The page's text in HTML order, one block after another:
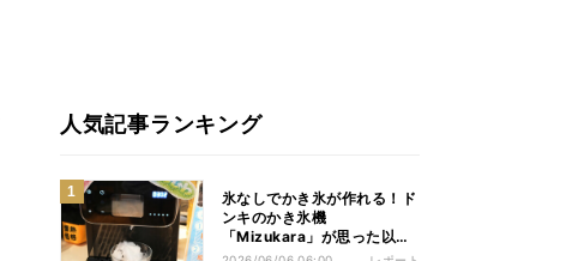
人気記事ランキング
氷なしでかき氷が作れる！ド
ンキのかき氷機
「Mizukara」が思った以上
に全部やってくれた